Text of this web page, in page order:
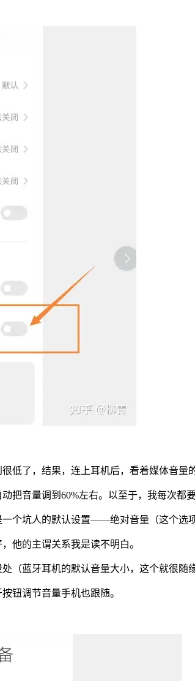
低了，结果，连上耳机后，看着媒体音量
把音量调到60%左右。以至于，我每次都
个坑人的默认设置——绝对音量（这个选
他的主谓关系我是读不明白。
（蓝牙耳机的默认音量大小，这个就很随
钮调节音量手机也跟随。